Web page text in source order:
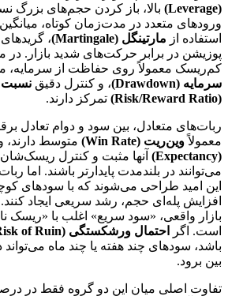
(Leverage)
بالا، باز کردن حجم‌های بزرگ
ورودهای متعدد در مدت‌زمان کوتاه،
استفاده از مارتینگل (Martingale)
،
پوزیشن در برابر حرکت‌های شدید بازار. در
کم‌ریسک معمولاً روی حفاظت از سرمایه،
سرمایه (Drawdown)
، و کنترل دقیق نسبت
(Risk/Reward Ratio)
تمرکز دارند.
ربات‌های متعادل، بین سود و دوام تعادل
معمولاًوین‌ریت (Win Rate) متوسط
(Expectancy)
آنها مثبت و کنترل
این امید طراحی می‌شوند که با سودهای
افزایش پله‌ای حجم، رشد سریعی ایجاد
بازار واقعی، «سود سریع» اغلب با «ریسک
است. اگر
احتمال ورشکستگی (Risk of Ruin)
باشد، سودهای چند هفته یا چند ماه می‌تواند
بین برود.
تفاوت اصلی میان این دو گروه فقط در